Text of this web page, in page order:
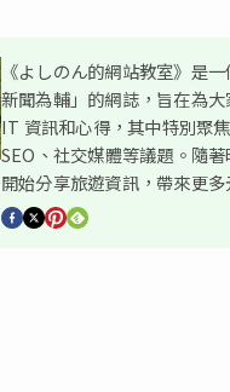
《よしのん的網站教室》是
新聞為輔」的網誌，旨在為
IT 資訊和心得，其中特別聚
SEO、社交媒體等議題。隨
開始分享旅遊資訊，帶來更多